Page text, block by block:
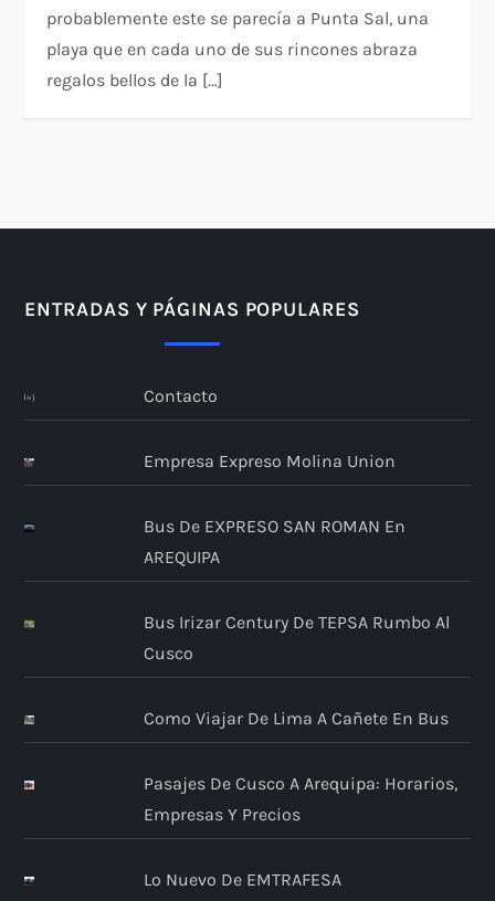
probablemente este se parecía a Punta Sal, una
playa que en cada uno de sus rincones abraza
regalos bellos de la […]
ENTRADAS Y PÁGINAS POPULARES
Contacto
Empresa Expreso Molina Union
Bus De EXPRESO SAN ROMAN En
AREQUIPA
Bus Irizar Century De TEPSA Rumbo Al
Cusco
Como Viajar De Lima A Cañete En Bus
Pasajes De Cusco A Arequipa: Horarios,
Empresas Y Precios
Lo Nuevo De EMTRAFESA